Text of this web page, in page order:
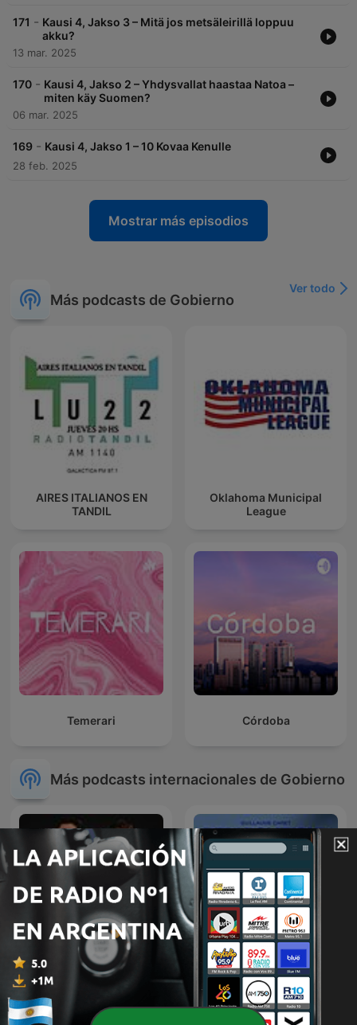
171 - Kausi 4, Jakso 3 – Mitä jos metsäleirillä loppuu
akku?
13 mar. 2025
170 - Kausi 4, Jakso 2 – Yhdysvallat haastaa Natoa –
miten käy Suomen?
06 mar. 2025
169 - Kausi 4, Jakso 1 – 10 Kovaa Kenulle
28 feb. 2025
Mostrar más episodios
Más podcasts de Gobierno
Ver todo
AIRES ITALIANOS EN
TANDIL
Oklahoma Municipal
League
Temerari Córdoba
Más podcasts internacionales de Gobierno
Red Eye Radio BFM Politique